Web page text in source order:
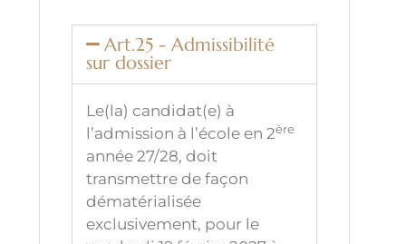
Art.25 - Admissibilité
sur dossier
Le(la) candidat(e) à
l’admission à l’école en 2ère
année 27/28, doit
transmettre de façon
dématérialisée
exclusivement, pour le